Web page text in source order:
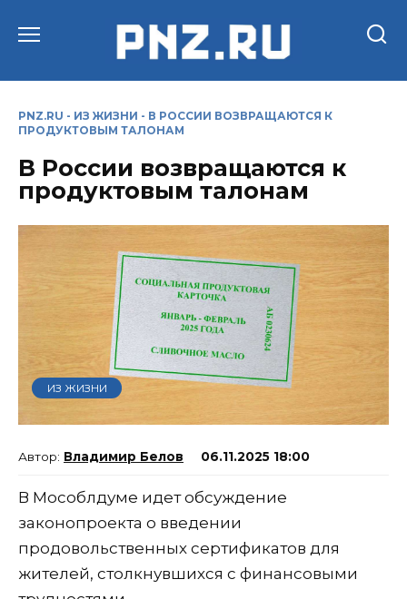
PNZ.RU - ИЗ ЖИЗНИ - В РОССИИ ВОЗВРАЩАЮТСЯ К
ПРОДУКТОВЫМ ТАЛОНАМ
В России возвращаются к
продуктовым талонам
ИЗ ЖИЗНИ
Владимир Белов 06.11.2025 18:00
В Мособлдуме идет обсуждение
законопроекта о введении
продовольственных сертификатов для
жителей, столкнувшихся с финансовыми